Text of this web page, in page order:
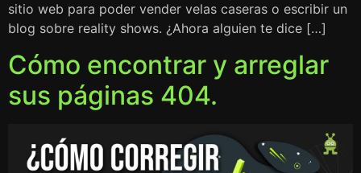
sitio web para poder vender velas caseras o escribir un
blog sobre reality shows. ¿Ahora alguien te dice […]
Cómo encontrar y arreglar
sus páginas 404.